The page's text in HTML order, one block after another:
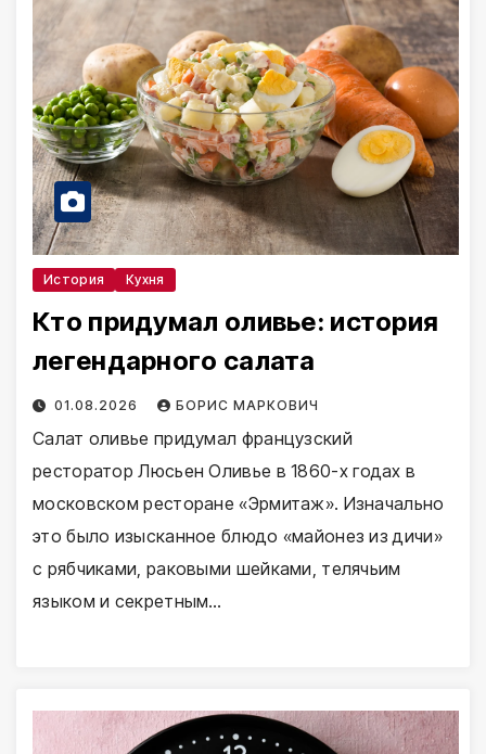
История Кухня
Кто придумал оливье: история
легендарного салата
01.08.2026 БОРИС МАРКОВИЧ
Салат оливье придумал французский
ресторатор Люсьен Оливье в 1860-х годах в
московском ресторане «Эрмитаж». Изначально
это было изысканное блюдо «майонез из дичи»
с рябчиками, раковыми шейками, телячьим
языком и секретным…